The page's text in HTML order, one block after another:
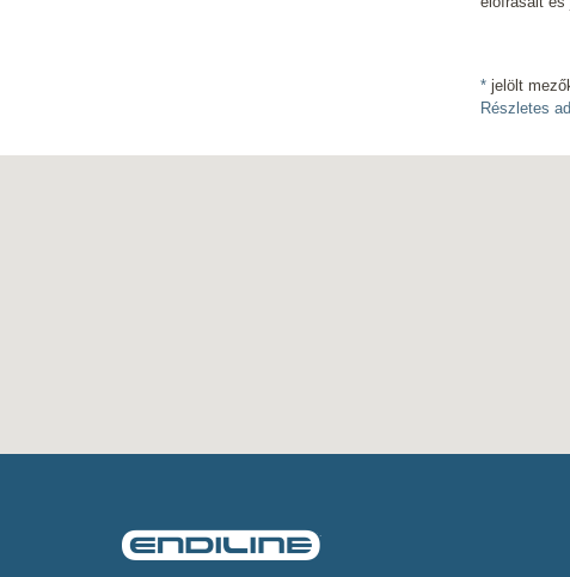
* jelölt
Részletes